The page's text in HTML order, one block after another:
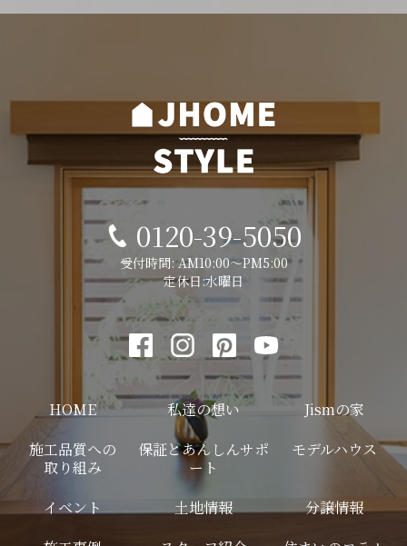
0120-39-5050
受付時間: AM10:00～PM5:00
定休日:水曜日
HOME 私達の想い
Jismの家
施工品質への
取り組み
保証とあんしんサポ
ート
モデルハウス
イベント 土地情報
分譲情報